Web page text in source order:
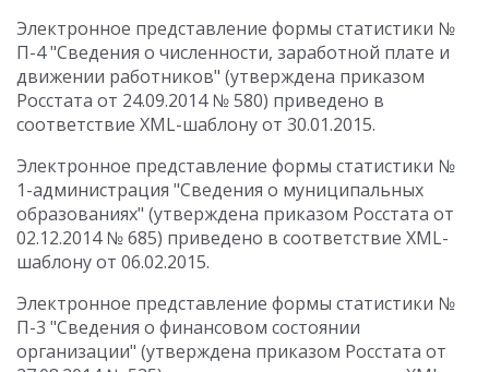
Электронное представление формы статистики №
П-4 "Сведения о численности, заработной плате и
движении работников" (утверждена приказом
Росстата от 24.09.2014 № 580) приведено в
соответствие XML-шаблону от 30.01.2015.
Электронное представление формы статистики №
1-администрация "Сведения о муниципальных
образованиях" (утверждена приказом Росстата от
02.12.2014 № 685) приведено в соответствие XML-
шаблону от 06.02.2015.
Электронное представление формы статистики №
П-3 "Сведения о финансовом состоянии
организации" (утверждена приказом Росстата от